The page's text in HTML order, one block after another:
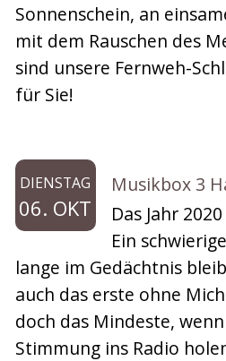
Sonnenschein, an
mit dem Rauschen des
sind unsere Fernweh-
für Sie!
DIENSTAG
06. OKT
Musikbox 3
Das Jahr
Ein
lange im Gedächtnis
auch das erste ohne
doch das Mindeste,
Stimmung ins Radio